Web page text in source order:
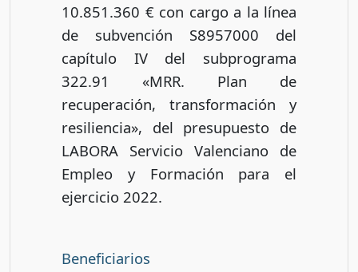
10.851.360 € con cargo a la línea
de subvención S8957000 del
capítulo IV del subprograma
322.91 «MRR. Plan de
recuperación, transformación y
resiliencia», del presupuesto de
LABORA Servicio Valenciano de
Empleo y Formación para el
ejercicio 2022.
Beneficiarios